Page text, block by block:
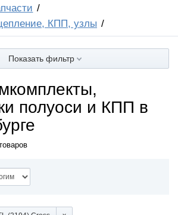
КПП, узлы
Показать фильтр
полуоси и КПП в